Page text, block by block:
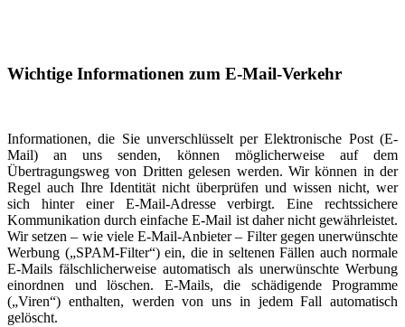
Wichtige Informationen zum E-Mail-Verkehr
Informationen, die Sie unverschlüsselt per Elektronische Post (E-
Mail) an uns senden, können möglicherweise auf dem
Übertragungsweg von Dritten gelesen werden. Wir können in der
Regel auch Ihre Identität nicht überprüfen und wissen nicht, wer
sich hinter einer E-Mail-Adresse verbirgt. Eine rechtssichere
Kommunikation durch einfache E-Mail ist daher nicht gewährleistet.
Wir setzen – wie viele E-Mail-Anbieter – Filter gegen unerwünschte
Werbung („SPAM-Filter“) ein, die in seltenen Fällen auch normale
E-Mails fälschlicherweise automatisch als unerwünschte Werbung
einordnen und löschen. E-Mails, die schädigende Programme
(„Viren“) enthalten, werden von uns in jedem Fall automatisch
gelöscht.